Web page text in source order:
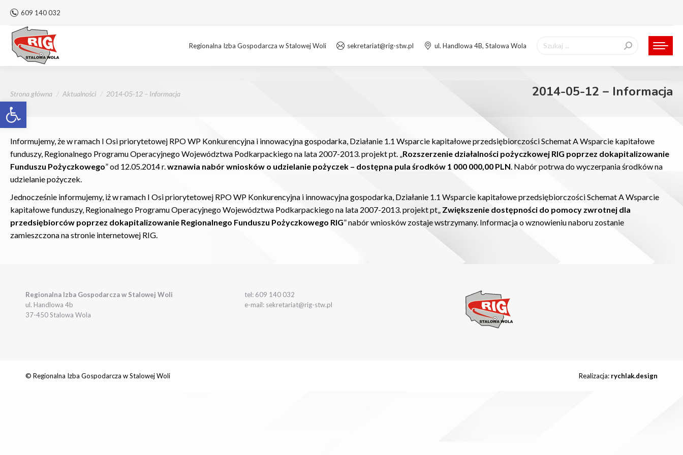
Otwórz pasek narzędzi
609 140 032
Regionalna Izba Gospodarcza w Stalowej Woli sekretariat@rig-stw.pl ul. Handlowa 4B, Stalowa Wola Szukaj:
Jesteś tutaj:
Strona główna Aktualności 2014-05-12 – Informacja 2014-05-12 – Informacja
Informujemy, że w ramach I Osi priorytetowej RPO WP Konkurencyjna i innowacyjna gospodarka, Działanie 1.1 Wsparcie kapitałowe przedsiębiorczości Schemat A Wsparcie kapitałowe
funduszy, Regionalnego Programu Operacyjnego Województwa Podkarpackiego na lata 2007-2013. projekt pt. „Rozszerzenie działalności pożyczkowej RIG poprzez dokapitalizowanie
Funduszu Pożyczkowego” od 12.05.2014 r.wznawia nabór wniosków o udzielanie pożyczek – dostępna pula środków 1 000 000,00 PLN. Nabór potrwa do wyczerpania środków na
udzielanie pożyczek.
Jednocześnie informujemy, iż w ramach I Osi priorytetowej RPO WP Konkurencyjna i innowacyjna gospodarka, Działanie 1.1 Wsparcie kapitałowe przedsiębiorczości Schemat A Wsparcie
kapitałowe funduszy, Regionalnego Programu Operacyjnego Województwa Podkarpackiego na lata 2007-2013. projekt pt„ Zwiększenie dostępności do pomocy zwrotnej dla
przedsiębiorców poprzez dokapitalizowanie Regionalnego Funduszu Pożyczkowego RIG” nabór wniosków zostaje wstrzymany. Informacja o wznowieniu naboru zostanie
zamieszczona na stronie internetowej RIG.
Regionalna Izba Gospodarcza w Stalowej Woli
ul. Handlowa 4b
37-450 Stalowa Wola
tel: 609 140 032
e-mail: sekretariat@rig-stw.pl
© Regionalna Izba Gospodarcza w Stalowej Woli Realizacja: rychlak.design